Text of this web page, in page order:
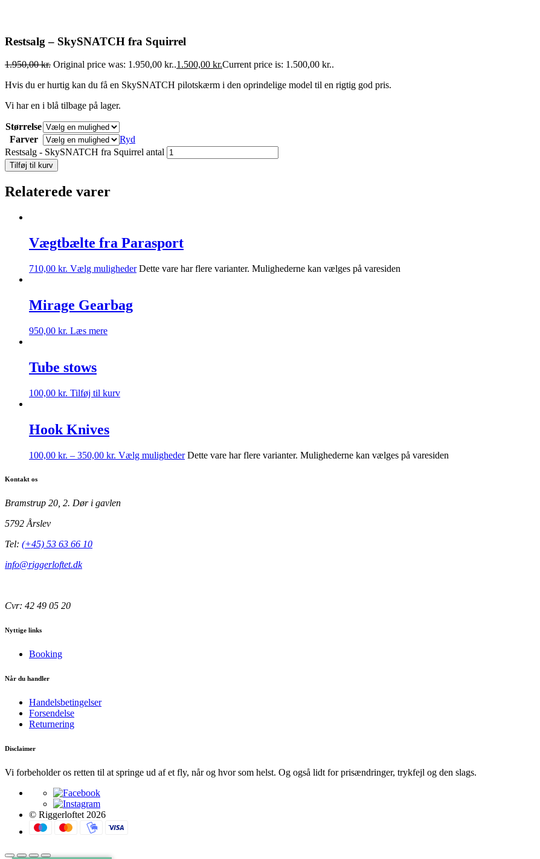
Restsalg – SkySNATCH fra Squirrel
1.950,00kr. Original price was: 1.950,00 kr..1.500,00 kr.Current price is: 1.500,00 kr..
Hvis du er hurtig kan du få en SkySNATCH pilotskærm i den oprindelige model til en rigtig god pris.
Vi har en i blå tilbage på lager.
Størrelse
Farver
Ryd
Restsalg - SkySNATCH fra Squirrel antal
Tilføj til kurv
Relaterede varer
Vægtbælte fra Parasport
710,00 kr. Vælg muligheder Dette vare har flere varianter. Mulighederne kan vælges på varesiden
Mirage Gearbag
950,00 kr. Læs mere
Tube stows
100,00 kr. Tilføj til kurv
Hook Knives
100,00 kr. – 350,00 kr. Vælg muligheder Dette vare har flere varianter. Mulighederne kan vælges på varesiden
Kontakt os
Bramstrup 20, 2. Dør i gavlen
5792 Årslev
Tel: (+45) 53 63 66 10
info@riggerloftet.dk
Cvr: 42 49 05 20
Nyttige links
Booking
Når du handler
Handelsbetingelser
Forsendelse
Returnering
Disclaimer
Vi forbeholder os retten til at springe ud af et fly, når og hvor som helst. Og også lidt for prisændringer, trykfejl og den slags.
© Riggerloftet 2026